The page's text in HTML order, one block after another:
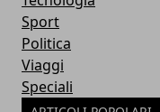
Sport
Politica
Viaggi
Speciali